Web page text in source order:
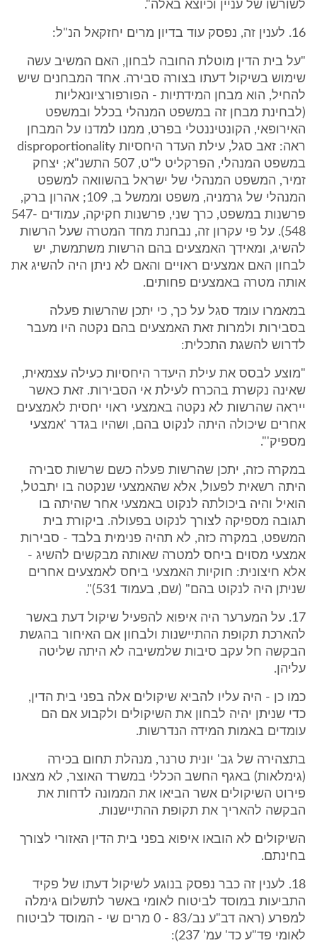
לשורשו של עניין וכיוצא באלה".
16. לענין זה, נפסק עוד בדיון מרים יחזקאל הנ"ל:
"על בית הדין מוטלת החובה לבחון, האם המשיב עשה
שימוש בשיקול דעתו בצורה סבירה. אחד המבחנים שיש
להחיל, הוא מבחן המידתיות - הפורפורציונאליות
(לבחינת מבחן זה במשפט המנהלי בכלל ובמשפט
האירופאי, הקונטיננטלי בפרט, ממנו למדנו על המבחן
ראה: זאב סגל, עילת העדר היחסיות disproportionality
במשפט המנהלי, הפרקליט ל"ט, 507 התשנ"א; יצחק
זמיר, המשפט המנהלי של ישראל בהשוואה למשפט
המנהלי של גרמניה, משפט וממשל ב, 109; אהרון ברק,
פרשנות במשפט, כרך שני, פרשנות חקיקה, עמודים 547-
548). על פי עקרון זה, נבחנת מחד המטרה שעל הרשות
להשיג, ומאידך האמצעים בהם הרשות משתמשת, יש
לבחון האם אמצעים ראויים והאם לא ניתן היה להשיג את
אותה מטרה באמצעים פחותים.
במאמרו עומד סגל על כך, כי יתכן שהרשות פעלה
בסבירות ולמרות זאת האמצעים בהם נקטה היו מעבר
לדרוש להשגת התכלית:
"מוצע לבסס את עילת היעדר היחסיות כעילה עצמאית,
שאינה נקשרת בהכרח לעילת אי הסבירות. זאת כאשר
ייראה שהרשות לא נקטה באמצעי ראוי יחסית לאמצעים
אחרים שיכולה היתה לנקוט בהם, ושהיו בגדר 'אמצעי
מספיק'".
במקרה כזה, יתכן שהרשות פעלה כשם שרשות סבירה
היתה רשאית לפעול, אלא שהאמצעי שנקטה בו יתבטל,
הואיל והיה ביכולתה לנקוט באמצעי אחר שהיתה בו
תגובה מספיקה לצורך לנקוט בפעולה. ביקורת בית
המשפט, במקרה כזה, לא תהיה פנימית בלבד - סבירות
אמצעי מסוים ביחס למטרה שאותה מבקשים להשיג -
אלא חיצונית: חוקיות האמצעי ביחס לאמצעים אחרים
שניתן היה לנקוט בהם" (שם, בעמוד 531)".
17. על המערער היה איפוא להפעיל שיקול דעת באשר
להארכת תקופת ההתיישנות ולבחון אם האיחור בהגשת
הבקשה חל עקב סיבות שלמשיבה לא היתה שליטה
עליהן.
כמו כן - היה עליו להביא שיקולים אלה בפני בית הדין,
כדי שניתן יהיה לבחון את השיקולים ולקבוע אם הם
עומדים באמות המידה הנדרשות.
בתצהירה של גב' יונית טרנר, מנהלת תחום בכירה
(גימלאות) באגף החשב הכללי במשרד האוצר, לא מצאנו
פירוט השיקולים אשר הביאו את הממונה לדחות את
הבקשה להאריך את תקופת ההתיישנות.
השיקולים לא הובאו איפוא בפני בית הדין האזורי לצורך
בחינתם.
18. לענין זה כבר נפסק בנוגע לשיקול דעתו של פקיד
התביעות במוסד לביטוח לאומי באשר לתשלום גימלה
למפרע (ראה דב"ע נב/83 - 0 מרים שי - המוסד לביטוח
לאומי פד"ע כד' עמ' 237):